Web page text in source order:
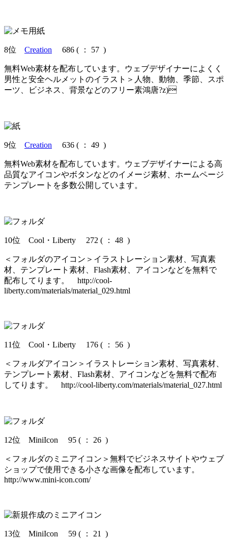
8位 Creation 686 ( ： 57 )
無料Web素材を配布しています。ウェブデザイナーによくく
男性と安全ヘルメットのイラスト＞人物、動物、季節、スポ
ーツ、ビジネス、背景などのフリー素鴻唐?z)
9位 Creation 636 ( ： 49 )
無料Web素材を配布しています。ウェブデザイナーによる高
品質なアイコンやボタンなどのイメージ素材、ホームページ
テンプレートを多数公開しています。
10位 Cool・Liberty 272 ( ： 48 )
＜フォルダのアイコン＞イラストレーション素材、写真素
材、テンプレート素材、Flash素材、アイコンなどを無料で
配布してります。 http://cool-
liberty.com/materials/material_029.html
11位 Cool・Liberty 176 ( ： 56 )
＜フォルダアイコン＞イラストレーション素材、写真素材、
テンプレート素材、Flash素材、アイコンなどを無料で配布
してります。 http://cool-liberty.com/materials/material_027.html
12位 MiniIcon 95 ( ： 26 )
＜フォルダのミニアイコン＞無料でビジネスサイトやウェブ
ショップで使用できる小さな画像を配布しています。
http://www.mini-icon.com/
13位 MiniIcon 59 ( ： 21 )